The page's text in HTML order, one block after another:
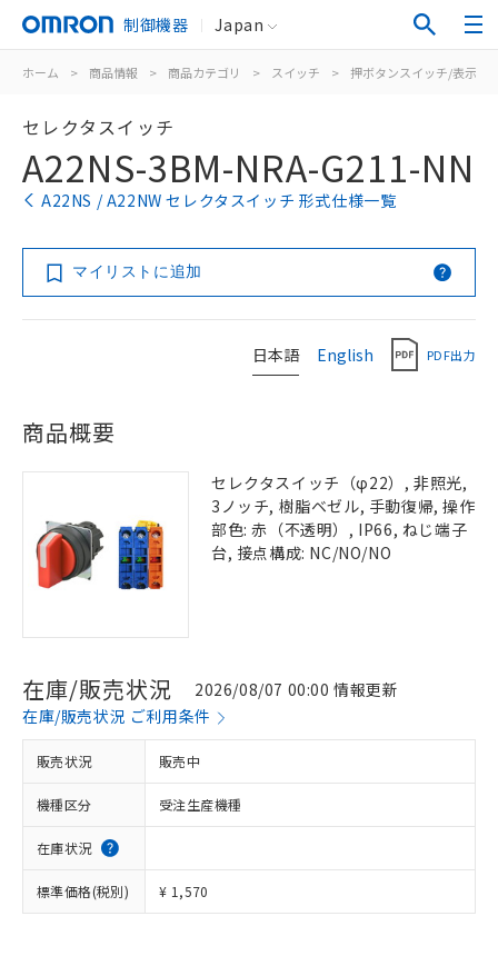
制御機器 Japan
ホーム > 商品情報 > 商品カテゴリ > スイッチ > 押ボタンスイッチ/表示灯
セレクタスイッチ
A22NS-3BM-NRA-G211-NN
A22NS / A22NW セレクタスイッチ 形式仕様一覧
マイリストに追加
日本語 English PDF出力
商品概要
セレクタスイッチ（φ22）, 非照光,
3ノッチ, 樹脂ベゼル, 手動復帰, 操作
部色: 赤（不透明）, IP66, ねじ端子
台, 接点構成: NC/NO/NO
在庫/販売状況
2026/08/07 00:00 情報更新
在庫/販売状況 ご利用条件
販売状況 販売中
機種区分 受注生産機種
在庫状況
標準価格(税別) ¥ 1,570